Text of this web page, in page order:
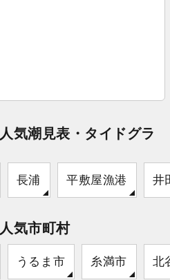
気潮見表・タイドグラ
長浦 平敷屋漁港 井
気市町村
うるま市 糸満市 北